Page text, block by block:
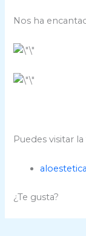
Nos ha
Puedes visitar
¿Te gusta?